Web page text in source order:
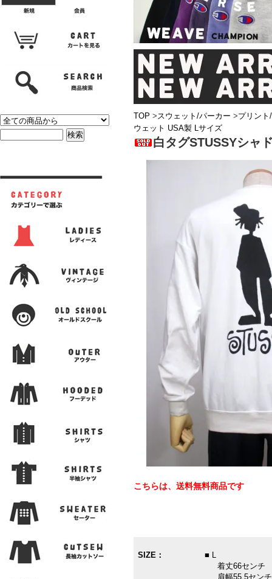
TOP >スウェット/パーカー >プリン
ウェット USA製 Lサイズ
白タグSTUSSYシャ
こちらは、送料無料商品です
SIZE：
■ L
着丈66センチ
肩幅55.5セン